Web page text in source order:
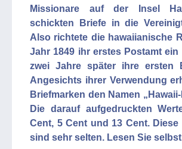
Missionare auf der Insel
schickten Briefe in die
Also richtete die hawaiianische
Jahr 1849 ihr erstes Postamt
zwei Jahre später ihre ersten
Angesichts ihrer Verwendung
Briefmarken den Namen
Die darauf aufgedruckten
Cent, 5 Cent und 13 Cent. Diese
sind sehr selten. Lesen Sie